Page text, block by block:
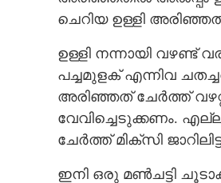
ചെറിയ ഉള്ളി
ഉള്ളി നന്നായി
പച്ചമുളക് എന്നിവ
അരിഞ്ഞത് ചേർത്ത്
വേവിച്ചെടുക്കണം.
ചേർത്ത് മിക്‌സി
ഇനി ഒരു മൺചട്ടി